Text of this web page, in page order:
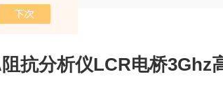
抗分析仪LCR电桥3Ghz